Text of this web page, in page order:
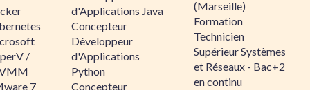
/
7
d'Applications Java
Concepteur
Développeur
d'Applications
Python
Concepteur
(Marseille)
Formation
Technicien
Supérieur Systèmes
et Réseaux - Bac+2
en continu